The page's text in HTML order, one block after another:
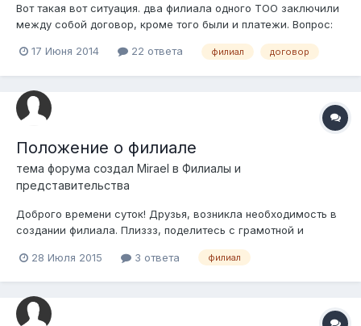
Вот такая вот ситуация. два филиала одного ТОО заключили
между собой договор, кроме того были и платежи. Вопрос:
17 Июня 2014
22 ответа филиал договор
Положение о филиале
тема форума создал Mirael в Филиалы и
представительства
Доброго времени суток! Друзья, возникла необходимость в
создании филиала. Плиззз, поделитесь с грамотной и
28 Июля 2015
3 ответа филиал